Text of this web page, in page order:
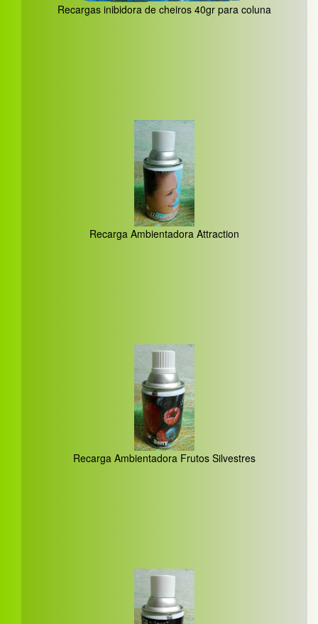
Recargas inibidora de cheiros 40gr para coluna
Recarga Ambientadora Attraction
Recarga Ambientadora Frutos Silvestres